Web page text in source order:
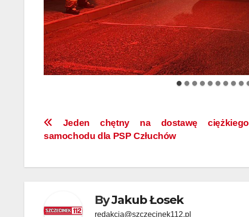
Nawigacja
Jeden chętny na dostawę ciężkiego
samochodu dla PSP Człuchów
ByJakub Łosek
redakcja@szczecinek112.pl